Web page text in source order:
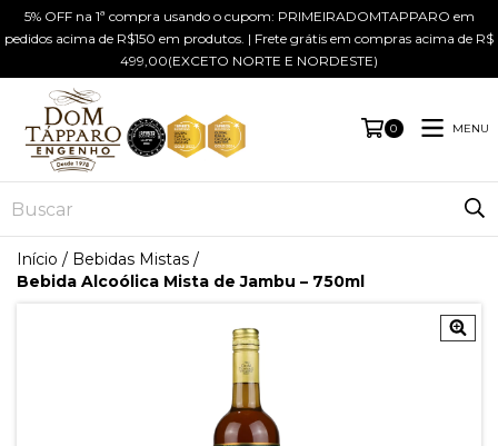
5% OFF na 1ª compra usando o cupom: PRIMEIRADOMTAPPARO em
pedidos acima de R$150 em produtos. | Frete grátis em compras acima de R$
499,00(EXCETO NORTE E NORDESTE)
0 MENU
Início / Bebidas Mistas /
Bebida Alcoólica Mista de Jambu – 750ml